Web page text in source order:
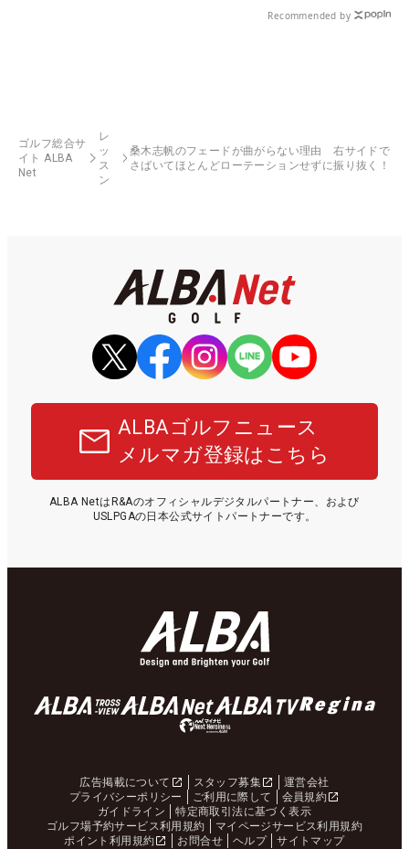
Recommended by
ゴルフ総合サ
イト ALBA
Net
レ
ッ
ス
ン
桑木志帆のフェードが曲がらない理由 右サイドで
さばいてほとんどローテーションせずに振り抜く！
ALBAゴルフニュース
メルマガ登録はこちら
ALBA NetはR&Aのオフィシャルデジタルパートナー、および
USLPGAの日本公式サイトパートナーです。
広告掲載について スタッフ募集
運営会社
プライバシーポリシー
ご利用に際して
会員規約
ガイドライン
特定商取引法に基づく表示
ゴルフ場予約サービス利用規約
マイページサービス利用規約
ポイント利用規約
お問合せ ヘルプ サイトマップ